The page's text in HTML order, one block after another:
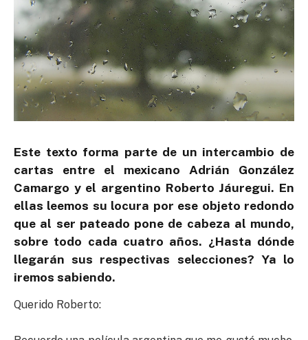
Este texto forma parte de un intercambio de
cartas entre el mexicano Adrián González
Camargo y el argentino Roberto Jáuregui. En
ellas leemos su locura por ese objeto redondo
que al ser pateado pone de cabeza al mundo,
sobre todo cada cuatro años. ¿Hasta dónde
llegarán sus respectivas selecciones? Ya lo
iremos sabiendo.
Querido Roberto: